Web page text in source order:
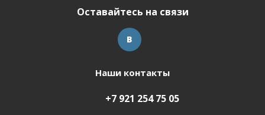
Оставайтесь на связи
Наши контакты
+7 921 254 75 05